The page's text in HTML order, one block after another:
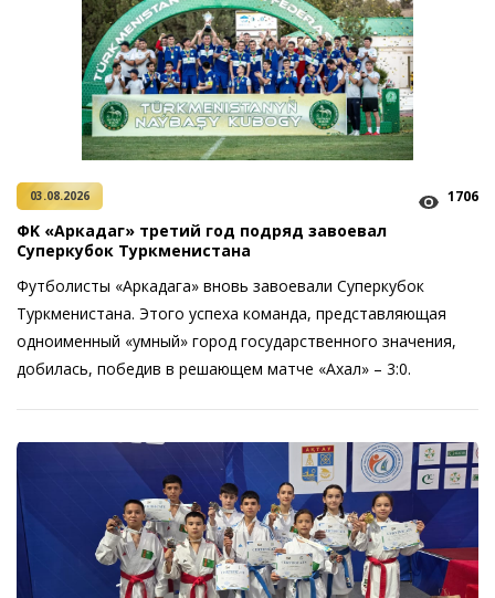
03.08.2026 1706
ФK «Аркадаг» третий год подряд завоевал
Суперкубок Туркменистана
Футболисты «Аркадага» вновь завоевали Суперкубок
Туркменистана. Этого успеха команда, представляющая
одноименный «умный» город государственного значения,
добилась, победив в решающем матче «Ахал» – 3:0.